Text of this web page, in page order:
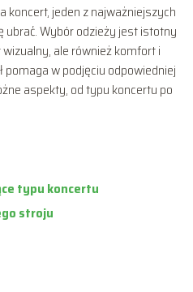
koncert, jeden z najważniejszych
Wybór odzieży jest istotny
ale również komfort i
w podjęciu odpowiedniej
aspekty, od typu koncertu po
typu koncertu
stroju